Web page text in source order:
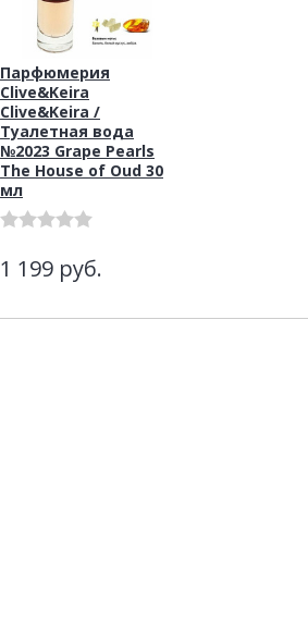
Парфюмерия
Clive&Keira
Clive&Keira /
Туалетная вода
№2023 Grape Pearls
The House of Oud 30
мл
1 199 руб.